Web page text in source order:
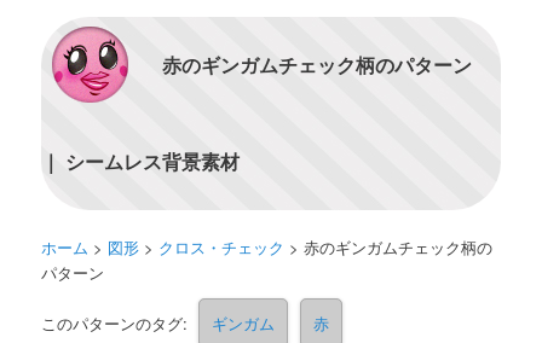
赤のギンガムチェック柄のパターン
｜ シームレス背景素材
ホーム > 図形 > クロス・チェック >赤のギンガムチェック柄の
パターン
このパターンのタグ: ギンガム 赤